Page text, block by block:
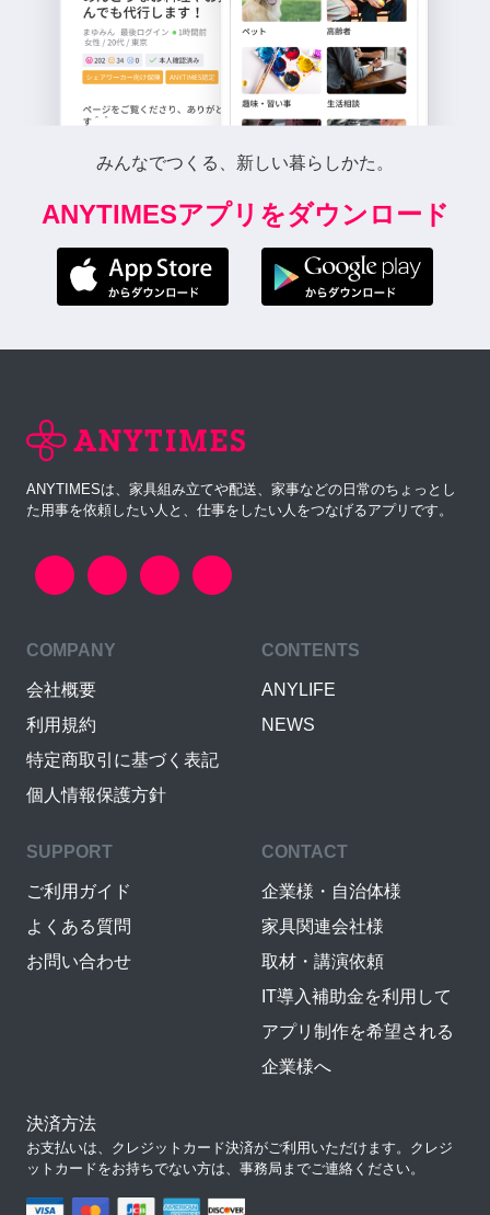
みんなでつくる、新しい暮らしかた。
ANYTIMESアプリをダウンロード
ANYTIMESは、家具組み立てや配送、家事などの日常のちょっとし
た用事を依頼したい人と、仕事をしたい人をつなげるアプリです。
COMPANY
会社概要
利用規約
特定商取引に基づく表記
個人情報保護方針
CONTENTS
ANYLIFE
NEWS
SUPPORT
ご利用ガイド
よくある質問
お問い合わせ
CONTACT
企業様・自治体様
家具関連会社様
取材・講演依頼
IT導入補助金を利用して
アプリ制作を希望される
企業様へ
決済方法
お支払いは、クレジットカード決済がご利用いただけます。クレジ
ットカードをお持ちでない方は、事務局までご連絡ください。